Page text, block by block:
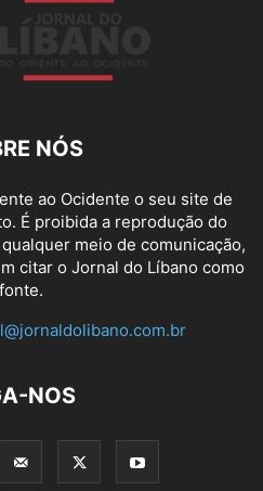
NÓS
ao Ocidente o seu site de
É proibida a reprodução do
meio de comunicação,
citar o Jornal do Líbano como
fonte.
NOS